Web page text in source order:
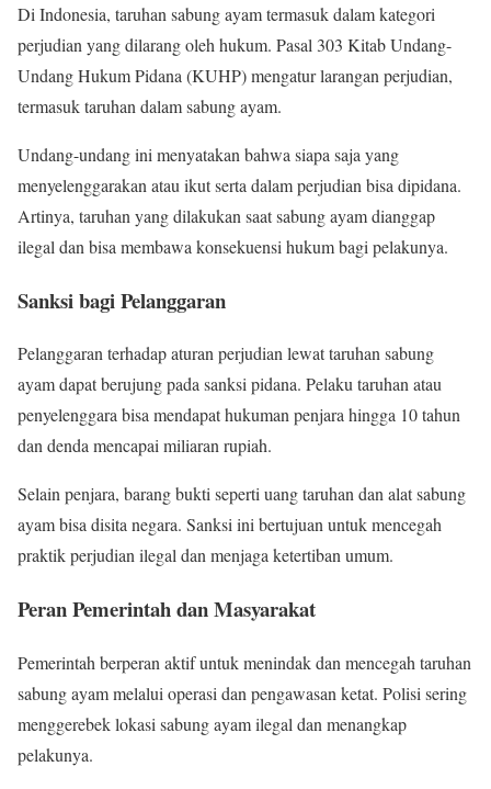
Di Indonesia, taruhan sabung ayam termasuk dalam kategori
perjudian yang dilarang oleh hukum. Pasal 303 Kitab Undang-
Undang Hukum Pidana (KUHP) mengatur larangan perjudian,
termasuk taruhan dalam sabung ayam.
Undang-undang ini menyatakan bahwa siapa saja yang
menyelenggarakan atau ikut serta dalam perjudian bisa dipidana.
Artinya, taruhan yang dilakukan saat sabung ayam dianggap
ilegal dan bisa membawa konsekuensi hukum bagi pelakunya.
Sanksi bagi Pelanggaran
Pelanggaran terhadap aturan perjudian lewat taruhan sabung
ayam dapat berujung pada sanksi pidana. Pelaku taruhan atau
penyelenggara bisa mendapat hukuman penjara hingga 10 tahun
dan denda mencapai miliaran rupiah.
Selain penjara, barang bukti seperti uang taruhan dan alat sabung
ayam bisa disita negara. Sanksi ini bertujuan untuk mencegah
praktik perjudian ilegal dan menjaga ketertiban umum.
Peran Pemerintah dan Masyarakat
Pemerintah berperan aktif untuk menindak dan mencegah taruhan
sabung ayam melalui operasi dan pengawasan ketat. Polisi sering
menggerebek lokasi sabung ayam ilegal dan menangkap
pelakunya.